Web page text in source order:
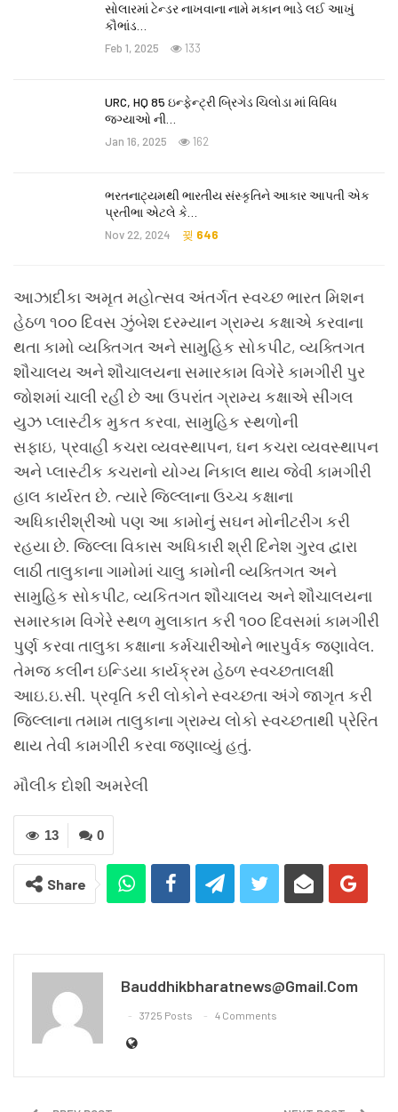
સોલારમાં ટેન્ડર નાખવાના નામે મકાન ભાડે લઈ આખું
કૌભાંડ…
Feb 1, 2025 133
URC, HQ 85 ઇન્ફેન્ટ્રી બ્રિગેડ ચિલોડા માં વિવિધ
જગ્યાઓ ની…
Jan 16, 2025 162
ભરતનાટ્યમથી ભારતીય સંસ્કૃતિને આકાર આપતી એક
પ્રતીભા એટલે કે‌…
Nov 22, 2024 646
આઝાદીકા અમૃત મહોત્સવ અંતર્ગત સ્વચ્છ ભારત મિશન
હેઠળ ૧૦૦ દિવસ ઝુંબેશ દરમ્યાન ગ્રામ્ય કક્ષાએ કરવાના
થતા કામો વ્યક્તિગત અને સામુહિક સોકપીટ, વ્યક્તિગત
શૌચાલય અને શૌચાલયના સમારકામ વિગેરે કામગીરી પુર
જોશમાં ચાલી રહી છે આ ઉ૫રાંત ગ્રામ્ય કક્ષાએ સીંગલ
યુઝ પ્લાસ્ટીક મુકત કરવા, સામુહિક સ્થળોની
સફાઇ, પ્રવાહી કચરા વ્યવસ્થા૫ન, ઘન કચરા વ્યવસ્થા૫ન
અને પ્લાસ્ટીક કચરાનો યોગ્ય નિકાલ થાય જેવી કામગીરી
હાલ કાર્યરત છે. ત્યારે જિલ્લાના ઉચ્ચ કક્ષાના
અધિકારીશ્રીઓ ૫ણ આ કામોનું સઘન મોનીટરીંગ કરી
રહયા છે. જિલ્લા વિકાસ અધિકારી શ્રી દિનેશ ગુરવ દ્વારા
લાઠી તાલુકાના ગામોમાં ચાલુ કામોની વ્યક્તિગત અને
સામુહિક સોકપીટ, વ્યકિતગત શૌચાલય અને શૌચાલયના
સમારકામ વિગેરે સ્થળ મુલાકાત કરી ૧૦૦ દિવસમાં કામગીરી
પુર્ણ કરવા તાલુકા કક્ષાના કર્મચારીઓને ભારપુર્વક જણાવેલ.
તેમજ કલીન ઇન્ડિયા કાર્યક્રમ હેઠળ સ્વચ્છતાલક્ષી
આઇ.ઇ.સી. પ્રવૃતિ કરી લોકોને સ્વચ્છતા અંગે જાગૃત કરી
જિલ્લાના તમામ તાલુકાના ગ્રામ્ય લોકો સ્વચ્છતાથી પ્રેરિત
થાય તેવી કામગીરી કરવા જણાવ્યું હતું.
મૌલીક દોશી અમરેલી
0
13
Share
Bauddhikbharatnews@gmail.com
3725 Posts 4 Comments